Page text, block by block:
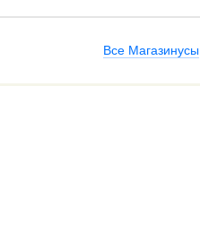
Все Магазинусы